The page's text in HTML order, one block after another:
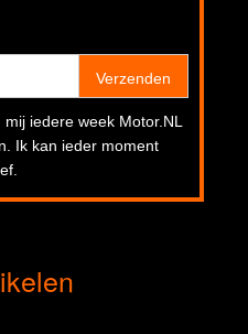
Verzenden
iedere week Motor.NL
Ik kan ieder moment